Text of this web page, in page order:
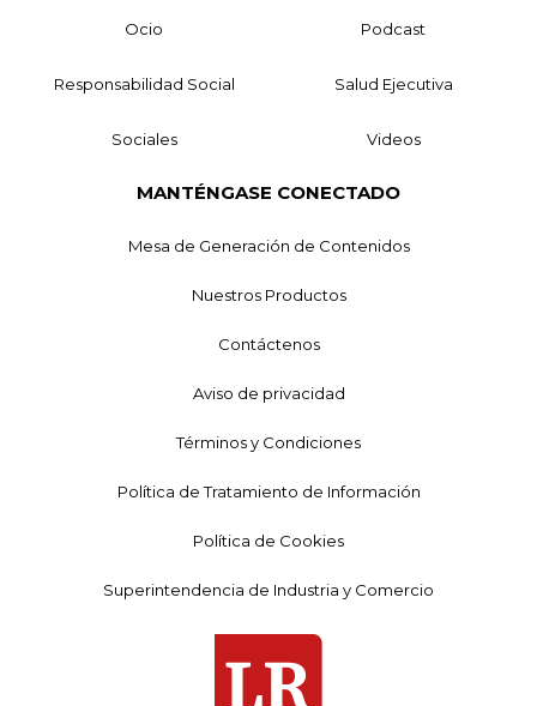
Ocio Podcast
Responsabilidad Social Salud Ejecutiva
Sociales Videos
MANTÉNGASE CONECTADO
Mesa de Generación de Contenidos
Nuestros Productos
Contáctenos
Aviso de privacidad
Términos y Condiciones
Política de Tratamiento de Información
Política de Cookies
Superintendencia de Industria y Comercio